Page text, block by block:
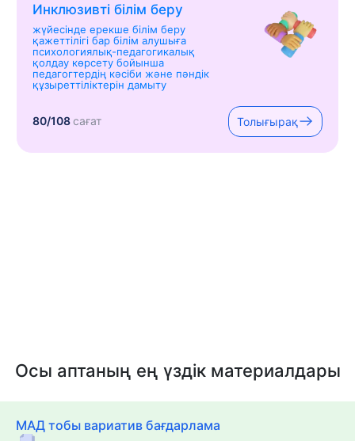
Инклюзивті білім беру
жүйесінде ерекше білім беру
қажеттілігі бар білім алушыға
психологиялық-педагогикалық
қолдау көрсету бойынша
педагогтердің кәсіби және пәндік
құзыреттіліктерін дамыту
80/108сағат Толығырақ
Осы аптаның ең үздік материалдары
МАД тобы вариатив бағдарлама